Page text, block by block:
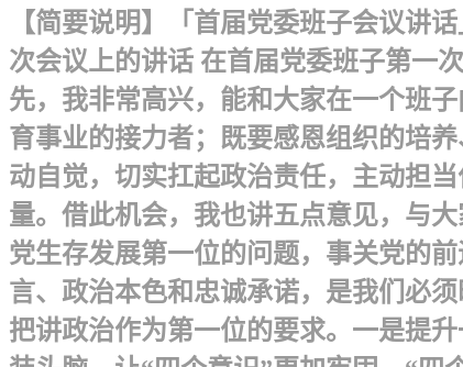
【简要说明】「首届党委班子会议讲
次会议上的讲话 在首届党委班子第一
先，我非常高兴，能和大家在一个班
育事业的接力者；既要感恩组织的培
动自觉，切实扛起政治责任，主动担
量。借此机会，我也讲五点意见，与
党生存发展第一位的问题，事关党的
言、政治本色和忠诚承诺，是我们必
把讲政治作为第一位的要求。一是提